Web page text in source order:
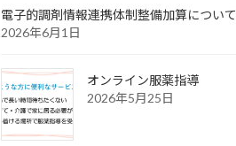
電子的調剤情報連携体制整備加算について
2026年6月1日
オンライン服薬指導
2026年5月25日